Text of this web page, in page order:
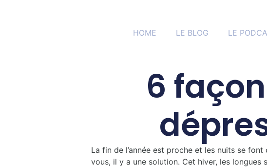
HOME LE BLOG LE
6
La fin de l’année est proche et les nuits se
vous, il y a une solution. Cet hiver, les